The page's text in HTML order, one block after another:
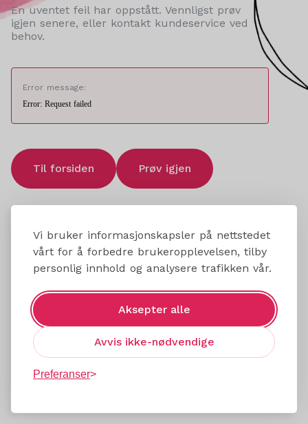
Vi bruker informasjonskapsler på nettstedet
vårt for å forbedre brukeropplevelsen, tilby
personlig innhold og analysere trafikken vår.
Aksepter alle
Avvis ikke-nødvendige
Preferanser
En uventet feil har oppstått. Vennligst prøv
igjen senere, eller kontakt kundeservice ved
behov.
Error message:
Error: Request failed
Til forsiden Prøv igjen